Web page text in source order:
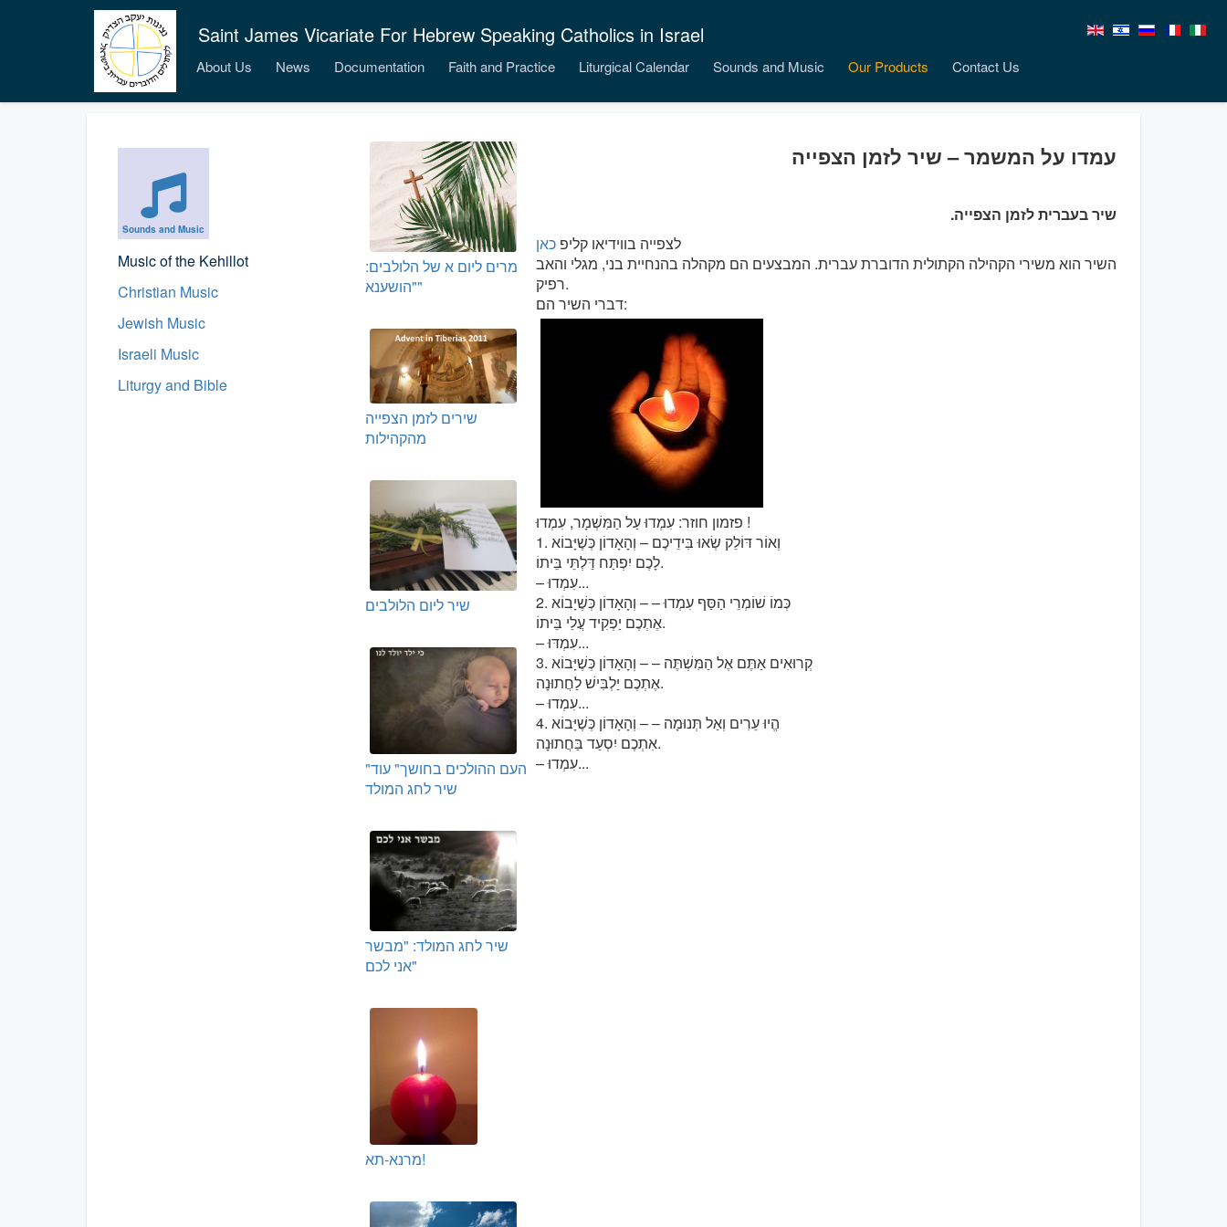
Saint James Vicariate For Hebrew Speaking Catholics in Israel
About Us News Documentation Faith and Practice Liturgical Calendar Sounds and Music Our Products Contact Us
Sounds and Music
Music of the Kehillot
Christian Music
Jewish Music
Israeli Music
Liturgy and Bible
עמדו על המשמר – שיר לזמן הצפייה
שיר בעברית לזמן הצפייה.
לצפייה בווידיאו קליפכאן
השיר הוא משירי הקהילה הקתולית הדוברת עברית. המבצעים הם מקהלה בהנחיית בני, מגלי והאב
רפיק.
דברי השיר הם:
פזמון חוזר: עִמְדוּ עַל הַמִּשְׁמָר, עִמְדוּ !
1. וְאוֹר דּוֹלֵק שְׂאוּ בִּידֵיכֶם – וְהָאָדוֹן כְּשֶׁיָּבוֹא
לָכֶם יִפְתַּח דַּלְתֵּי בֵּיתוֹ.
– עִמְדוּ...
2. כְּמוֹ שׁוֹמְרֵי הַסַּף עִמְדוּ – – וְהָאָדוֹן כְּשֶׁיָבוֹא
אֶתְכֶם יַפְקִיד עֲלֵי בֵּיתוֹ.
– עִמְדּוּ...
3. קְרוּאִים אַתֶּם אֶל הַמִּשְׁתֶּה – – וְהָאָדוֹן כְּשֶׁיָּבוֹא
אֶתְכֶם יַלְבִּישׁ לַחֲתוּנָה.
– עִמְדוּ...
4. הֱיוּ עֵרִים וְאַל תְּנוּמָה – – וְהָאָדוֹן כְּשֶׁיָּבוֹא
אִתְכֶם יִסְעַד בַּחֲתוּנָה.
– עִמְדוּ...
מרים ליום א של הלולבים:
"הושענא"
שירים לזמן הצפייה
מהקהילות
שיר ליום הלולבים
"העם ההולכים בחושך" עוד
שיר לחג המולד
שיר לחג המולד: "מבשר
אני לכם"
מרנא-תא!